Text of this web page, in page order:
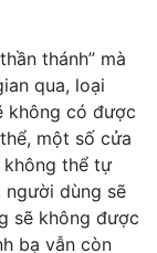
thánh” mà
qua, loại
không có được
một số cửa
không thể tự
người dùng sẽ
sẽ không được
bạ vẫn còn